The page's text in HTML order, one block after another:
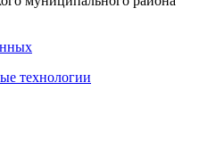
технологии